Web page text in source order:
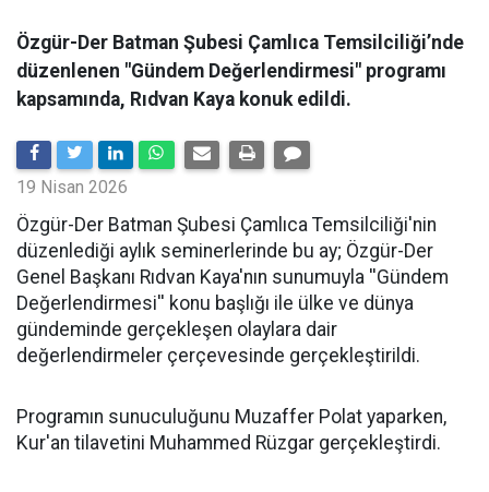
Özgür-Der Batman Şubesi Çamlıca Temsilciliği’nde
düzenlenen "Gündem Değerlendirmesi" programı
kapsamında, Rıdvan Kaya konuk edildi.
19 Nisan 2026
​Özgür-Der Batman Şubesi Çamlıca Temsilciliği'nin
düzenlediği aylık seminerlerinde bu ay; Özgür-Der
Genel Başkanı Rıdvan Kaya'nın sunumuyla ''Gündem
Değerlendirmesi'' konu başlığı ile ülke ve dünya
gündeminde gerçekleşen olaylara dair
değerlendirmeler çerçevesinde gerçekleştirildi.
Programın sunuculuğunu Muzaffer Polat yaparken,
Kur'an tilavetini Muhammed Rüzgar gerçekleştirdi.